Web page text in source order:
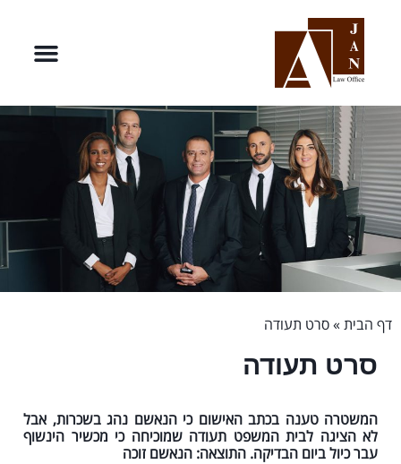
דף הבית »סרט תעודה
סרט תעודה
המשטרה טענה בכתב האישום כי הנאשם נהג בשכרות, אבל
לא הציגה לבית המשפט תעודה שמוכיחה כי מכשיר הינשוף
עבר כיול ביום הבדיקה. התוצאה: הנאשם זוכה